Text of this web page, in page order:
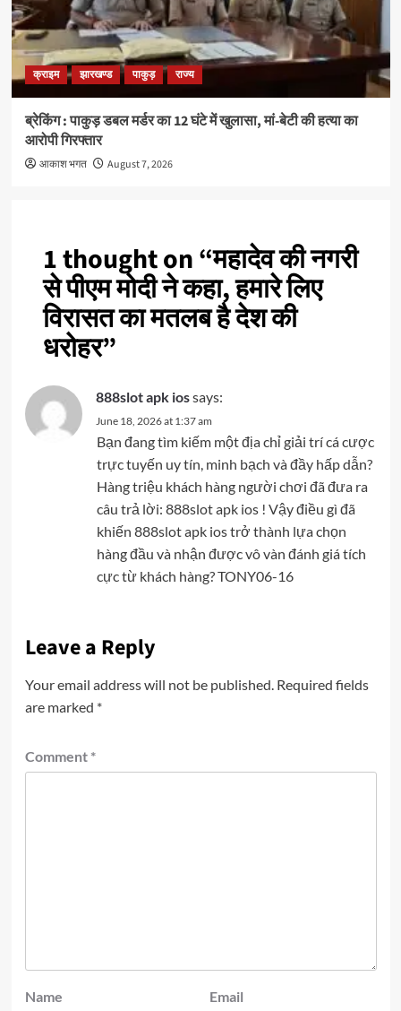
क्राइम झारखण्ड पाकुड़ राज्य
ब्रेकिंग : पाकुड़ डबल मर्डर का 12 घंटे में खुलासा, मां-बेटी की हत्या का
आरोपी गिरफ्तार
आकाश भगत August 7, 2026
1 thought on “महादेव की नगरी
से पीएम मोदी ने कहा, हमारे लिए
विरासत का मतलब है देश की
धरोहर”
888slot apk iossays:
June 18, 2026 at 1:37 am
Bạn đang tìm kiếm một địa chỉ giải trí cá cược
trực tuyến uy tín, minh bạch và đầy hấp dẫn?
Hàng triệu khách hàng người chơi đã đưa ra
câu trả lời: 888slot apk ios ! Vậy điều gì đã
khiến 888slot apk ios trở thành lựa chọn
hàng đầu và nhận được vô vàn đánh giá tích
cực từ khách hàng? TONY06-16
Leave a Reply
Your email address will not be published. Required fields
are marked *
Comment *
Name Email